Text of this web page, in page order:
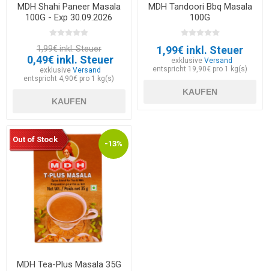
MDH Shahi Paneer Masala
100G - Exp 30.09.2026
1,99€ inkl. Steuer
0,49€ inkl. Steuer
exklusiveVersand
entspricht 4,90€ pro 1 kg(s)
KAUFEN
MDH Tandoori Bbq Masala
100G
1,99€ inkl. Steuer
exklusive Versand
entspricht 19,90€ pro 1 kg(s)
KAUFEN
-13%
Out of Stock
MDH Tea-Plus Masala 35G